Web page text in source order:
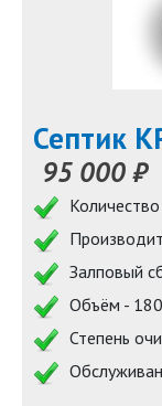
Септик
95 000 ₽
Залповый
Объём -
Степень